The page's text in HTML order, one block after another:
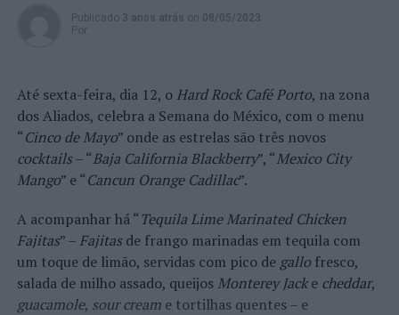
Publicado 3 anos atrás on 08/05/2023
Por
Até sexta-feira, dia 12, o Hard Rock Café Porto, na zona
dos Aliados, celebra a Semana do México, com o menu
“Cinco de Mayo” onde as estrelas são três novos
cocktails– “Baja California Blackberry”, “Mexico City
Mango” e “Cancun Orange Cadillac”.
A acompanhar há “Tequila Lime Marinated Chicken
Fajitas” – Fajitasde frango marinadas em tequila com
um toque de limão, servidas com pico de gallofresco,
salada de milho assado, queijos Monterey Jacke cheddar,
guacamole, sour creame tortilhas quentes – e